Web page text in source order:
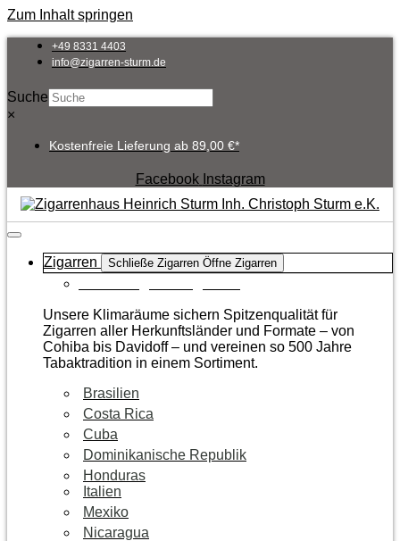
Zum Inhalt springen
+49 8331 4403
info@zigarren-sturm.de
Suche
×
Kostenfreie Lieferung ab 89,00 €*
Facebook Instagram
Zigarren Schließe Zigarren Öffne Zigarren
Unsere Klimaräume sichern Spitzenqualität für
Zigarren aller Herkunftsländer und Formate – von
Cohiba bis Davidoff – und vereinen so 500 Jahre
Tabaktradition in einem Sortiment.
Brasilien
Costa Rica
Cuba
Dominikanische Republik
Honduras
Italien
Mexiko
Nicaragua